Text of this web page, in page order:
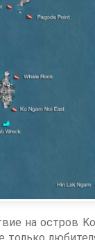
на остров